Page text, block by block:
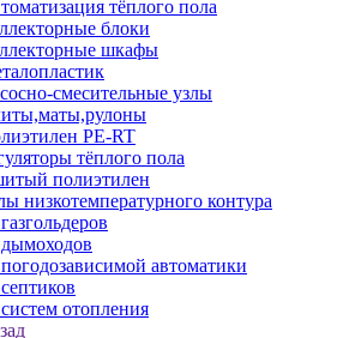
тёплого пола
блоки
шкафы
смесительные узлы
PE-RT
тёплого пола
полиэтилен
низкотемпературного контура
автоматики
отопления